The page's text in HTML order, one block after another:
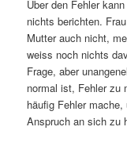
Über den Fehler
nichts berichten.
Mutter auch nicht,
weiss noch nichts
Frage, aber
normal ist, Fehler zu
häufig Fehler
Anspruch an sich zu